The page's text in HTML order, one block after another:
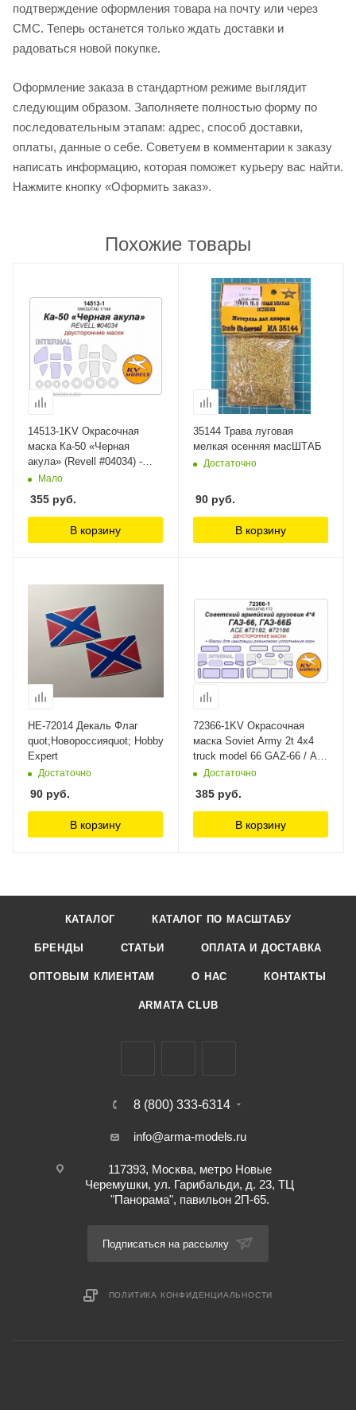
подтверждение оформления товара на почту или через
СМС. Теперь останется только ждать доставки и
радоваться новой покупке.
Оформление заказа в стандартном режиме выглядит
следующим образом. Заполняете полностью форму по
последовательным этапам: адрес, способ доставки,
оплаты, данные о себе. Советуем в комментарии к заказу
написать информацию, которая поможет курьеру вас найти.
Нажмите кнопку «Оформить заказ».
Похожие товары
14513-1KV Окрасочная
маска Ка-50 «Черная
акула» (Revell #04034) -
(двусторонние маски) +
KV Models
Мало
355 руб.
В корзину
35144 Трава луговая
мелкая осенняя масШТАБ
Достаточно
90 руб.
В корзину
НЕ-72014 Декаль Флаг
quot;Новороссияquot; Hobby
Expert
Достаточно
90 руб.
В корзину
72366-1KV Окрасочная
маска Soviet Army 2t 4x4
truck model 66 GAZ-66 / AC-
30 (66) /GAZ-66 with a van
#72185, #72187) KV Models
Достаточно
385 руб.
В корзину
КАТАЛОГ КАТАЛОГ ПО МАСШТАБУ
БРЕНДЫ СТАТЬИ ОПЛАТА И ДОСТАВКА
ОПТОВЫМ КЛИЕНТАМ О НАС КОНТАКТЫ
ARMATA CLUB
8 (800) 333-6314
info@arma-models.ru
117393, Москва, метро Новые
Черемушки, ул. Гарибальди, д. 23, ТЦ
"Панорама", павильон 2П-65.
Подписаться на рассылку
ПОЛИТИКА КОНФИДЕНЦИАЛЬНОСТИ